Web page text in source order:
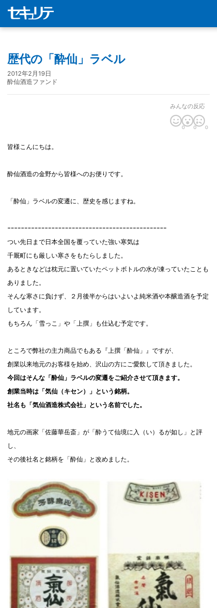
歴代の「酔仙」ラベル
2012年2月19日
酔仙酒造ファンド
みんなの反応
0 0 0
皆様こんにちは。
酔仙酒造の金野から皆様へのお便りです。
「酔仙」ラベルの変遷に、歴史を感じますね。
-----------------------------------------------
つい先日まで日本全国を覆っていた強い寒気は
千厩町にも厳しい寒さをもたらしました。
あるときなどは枕元に置いていたペットボトルの水が凍っていたことも
ありました。
そんな寒さに負けず、２月後半からはいよいよ純米酒や本醸造酒を予定
しています。
もちろん「雪っこ」や「上撰」も仕込む予定です。
ところで弊社の主力商品でもある『上撰「酔仙」』ですが、
創業以来地元のお客様を始め、沢山の方にご愛飲して頂きました。
今回はそんな「酔仙」ラベルの変遷をご紹介させて頂きます。
創業当時は「気仙（キセン）」という銘柄。
社名も「気仙酒造株式会社」という名前でした。
地元の画家「佐藤華岳斎」が「酔うて仙境に入（い）るが如し」と評
し、
その後社名と銘柄を「酔仙」と改めました。